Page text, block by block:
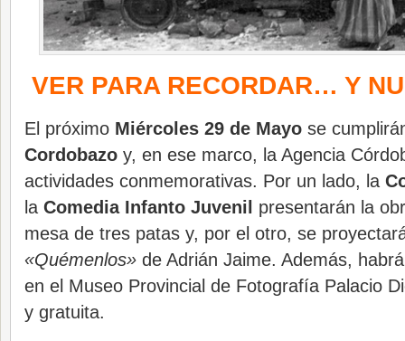
VER PARA RECORDAR… Y
El próximo Miércoles 29 de Mayo se
Cordobazo y, en ese marco, la Agencia
actividades conmemorativas. Por un lado, la
la Comedia Infanto Juvenil
presentarán la
mesa de tres patas y, por el otro, se
«Quémenlos» de Adrián Jaime. Además,
en el Museo Provincial de Fotografía Palacio
y gratuita.